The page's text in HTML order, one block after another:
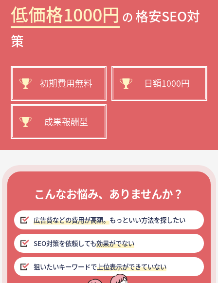
低価格1000円 の 格安SEO対
策
初期費用無料 日額1000円
成果報酬型
こんなお悩み、ありませんか？
広告費などの費用が高額。もっといい方法を探したい
SEO対策を依頼しても効果がでない
狙いたいキーワードで上位表示ができていない